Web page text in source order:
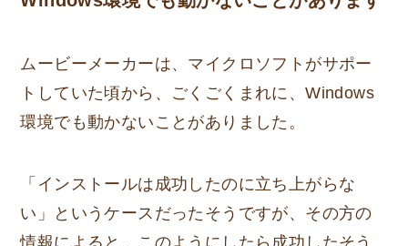
ムービーメーカーは、マイクロソフトがサポー
トしていた頃から、ごくごくまれに、Windows
環境でも動かないことがありました。
「インストールは成功したのに立ち上がらな
い」というケースだったそうですが、その方の
情報によると、このようにしたら成功したそう